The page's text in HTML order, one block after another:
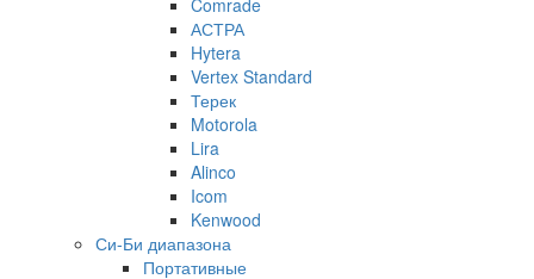
АСТРА
Hytera
Vertex Standard
Терек
Motorola
Lira
Alinco
Icom
Kenwood
Си-Би диапазона
Портативные